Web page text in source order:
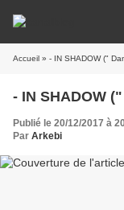
Accueil » - IN SHADOW ("
- IN SHADOW
Publié le 20/12/2017 à
Par Arkebi